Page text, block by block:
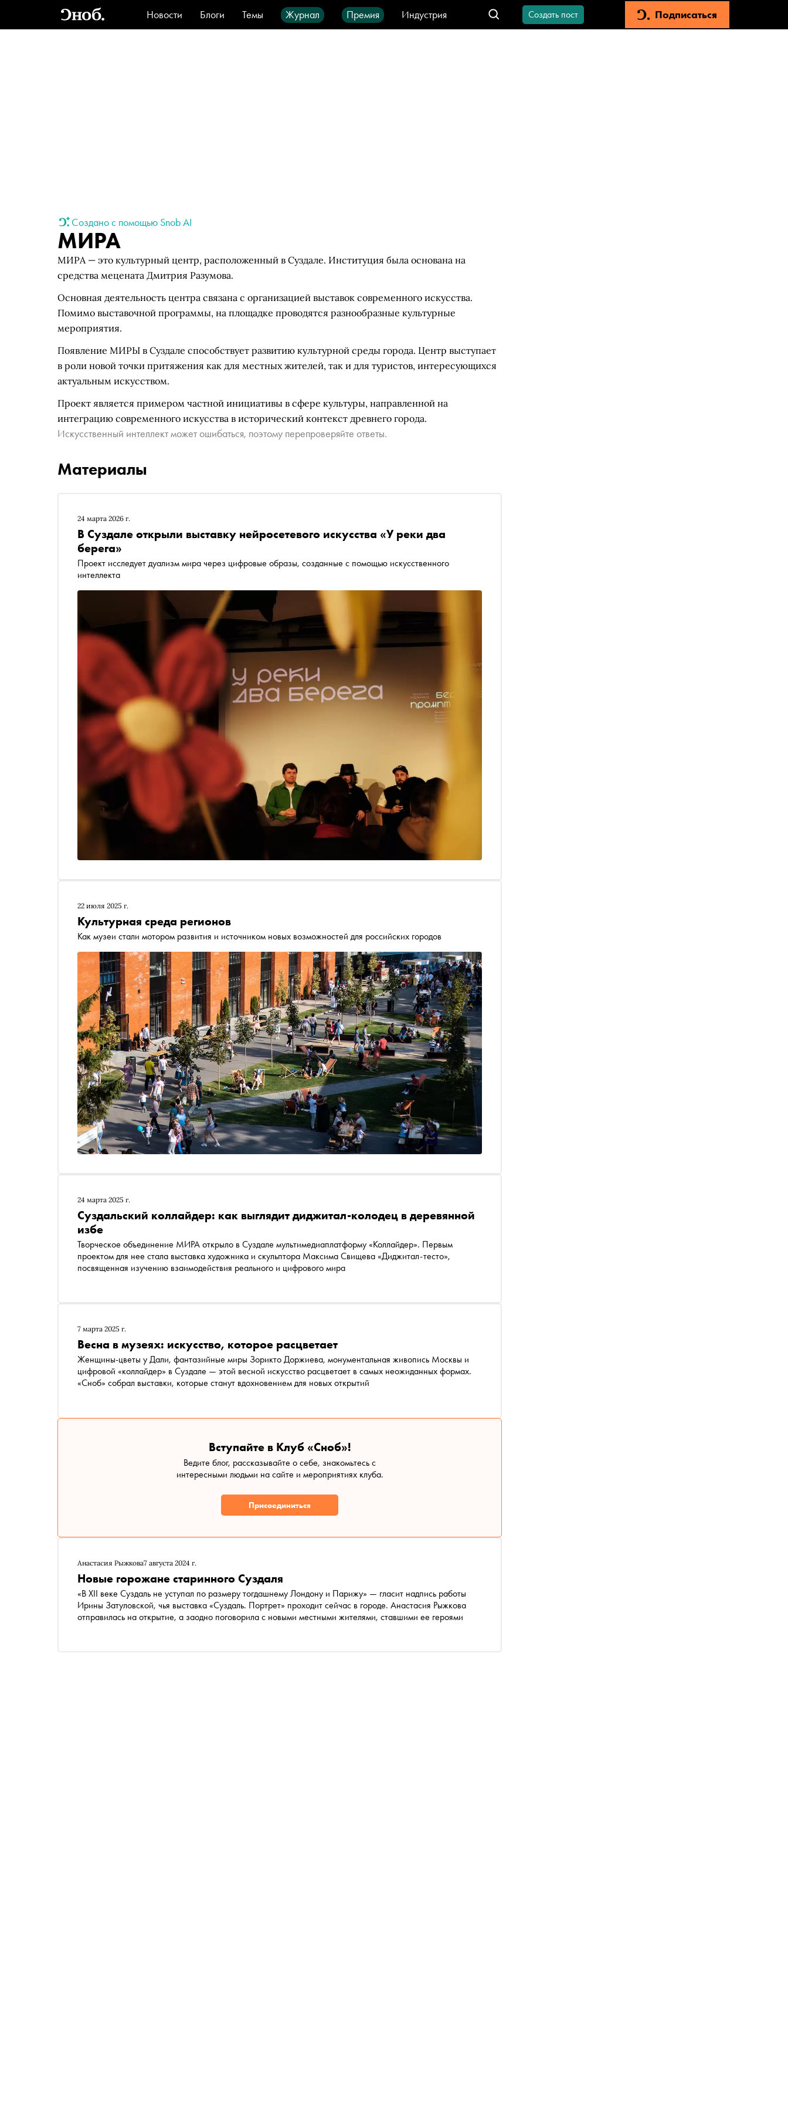
Новости Блоги Темы Журнал Премия
Индустрия
Стиль
Видео Город IT-продукты
Создать пост Подписаться
Создано с помощью Snob AI
МИРА
МИРА — это культурный центр, расположенный в Суздале. Институция была основана на
средства мецената Дмитрия Разумова.
Основная деятельность центра связана с организацией выставок современного искусства.
Помимо выставочной программы, на площадке проводятся разнообразные культурные
мероприятия.
Появление МИРЫ в Суздале способствует развитию культурной среды города. Центр выступает
в роли новой точки притяжения как для местных жителей, так и для туристов, интересующихся
актуальным искусством.
Проект является примером частной инициативы в сфере культуры, направленной на
интеграцию современного искусства в исторический контекст древнего города.
Искусственный интеллект может ошибаться, поэтому перепроверяйте ответы.
Материалы
24 марта 2026 г.
В Суздале открыли выставку нейросетевого искусства «У реки два
берега»
Проект исследует дуализм мира через цифровые образы, созданные с помощью искусственного
интеллекта
22 июля 2025 г.
Культурная среда регионов
Как музеи стали мотором развития и источником новых возможностей для российских городов
24 марта 2025 г.
Суздальский коллайдер: как выглядит диджитал-колодец в деревянной
избе
Творческое объединение МИРА открыло в Суздале мультимедиаплатформу «Коллайдер». Первым
проектом для нее стала выставка художника и скульптора Максима Свищева «Диджитал-тесто»,
посвященная изучению взаимодействия реального и цифрового мира
7 марта 2025 г.
Весна в музеях: искусство, которое расцветает
Женщины-цветы у Дали, фантазийные миры Зорикто Доржиева, монументальная живопись Москвы и
цифровой «коллайдер» в Суздале — этой весной искусство расцветает в самых неожиданных формах.
«Сноб» собрал выставки, которые станут вдохновением для новых открытий
Вступайте в Клуб «Сноб»!
Ведите блог, рассказывайте о себе, знакомьтесь с
интересными людьми на сайте и мероприятиях клуба.
Присоединиться
Анастасия Рыжкова7 августа 2024 г.
Новые горожане старинного Суздаля
«В XII веке Суздаль не уступал по размеру тогдашнему Лондону и Парижу» — гласит надпись работы
Ирины Затуловской, чья выставка «Суздаль. Портрет» проходит сейчас в городе. Анастасия Рыжкова
отправилась на открытие, а заодно поговорила с новыми местными жителями, ставшими ее героями